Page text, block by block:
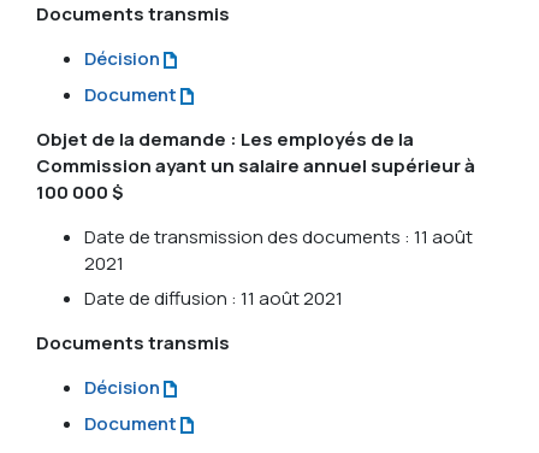
Documents transmis
Décision
Document
Objet de la demande : Les employés de la
Commission ayant un salaire annuel supérieur à
100 000 $
Date de transmission des documents : 11 août
2021
Date de diffusion : 11 août 2021
Documents transmis
Décision
Document